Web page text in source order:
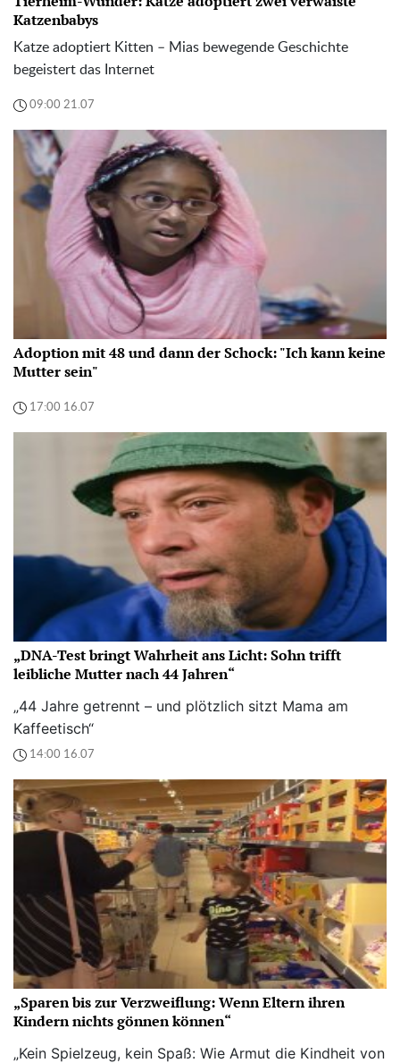
Katzenbabys
Katze adoptiert Kitten – Mias bewegende Geschichte
begeistert das Internet
09:00 21.07
Adoption mit 48 und dann der Schock: "Ich kann keine
Mutter sein"
17:00 16.07
„DNA-Test bringt Wahrheit ans Licht: Sohn trifft
leibliche Mutter nach 44 Jahren“
„44 Jahre getrennt – und plötzlich sitzt Mama am
Kaffeetisch“
14:00 16.07
„Sparen bis zur Verzweiflung: Wenn Eltern ihren
Kindern nichts gönnen können“
„Kein Spielzeug, kein Spaß: Wie Armut die Kindheit von